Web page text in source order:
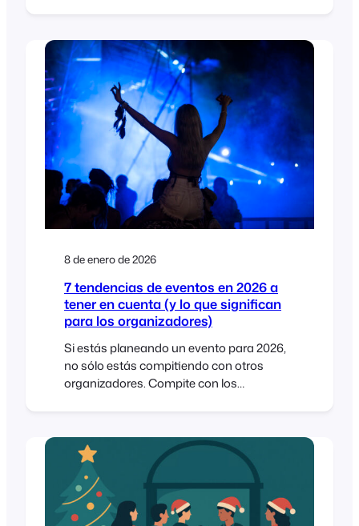
DOMPDF actualizada en FooEvents para
WooCommerce.
8 de enero de 2026
7 tendencias de eventos en 2026 a
tener en cuenta (y lo que significan
para los organizadores)
Si estás planeando un evento para 2026,
no sólo estás compitiendo con otros
organizadores. Compite con los
“ya decidiré más tarde”, que nunca ha
desaparecido. La buena noticia es que la
gente sigue queriendo venir. Quieren
experiencias que puedan sentir: música,
comunidad, aprendizaje, celebración,